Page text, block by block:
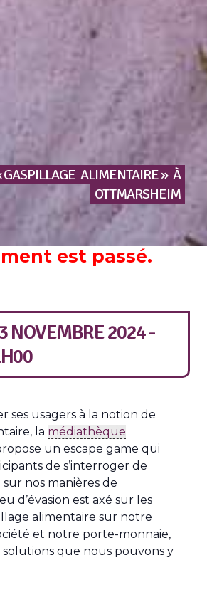
GASPILLAGE ALIMENTAIRE » À
OTTMARSHEIM
est passé.
NOVEMBRE 2024 -
ses usagers à la notion de
la médiathèque
un escape game qui
de s’interroger de
nos manières de
d’évasion est axé sur les
alimentaire sur notre
et notre porte-monnaie,
solutions que nous pouvons y